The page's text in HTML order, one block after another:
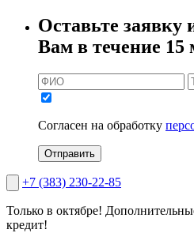
Оставьте
Вам в течение 15
Согласен на обработку
Отправить
+7 (383) 230-22-85
Только в октябре!
кредит!